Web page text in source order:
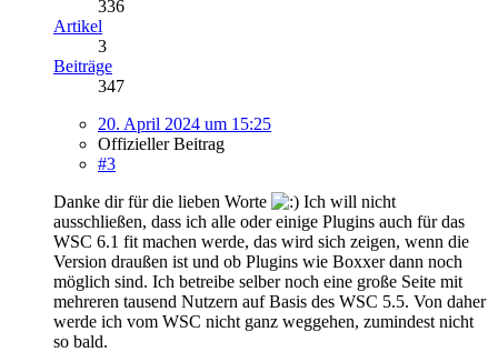
336
Artikel
3
Beiträge
347
20. April 2024 um 15:25
Offizieller Beitrag
#3
Danke dir für die lieben Worte
Ich will nicht
ausschließen, dass ich alle oder einige Plugins auch für das
WSC 6.1 fit machen werde, das wird sich zeigen, wenn die
Version draußen ist und ob Plugins wie Boxxer dann noch
möglich sind. Ich betreibe selber noch eine große Seite mit
mehreren tausend Nutzern auf Basis des WSC 5.5. Von daher
werde ich vom WSC nicht ganz weggehen, zumindest nicht
so bald.